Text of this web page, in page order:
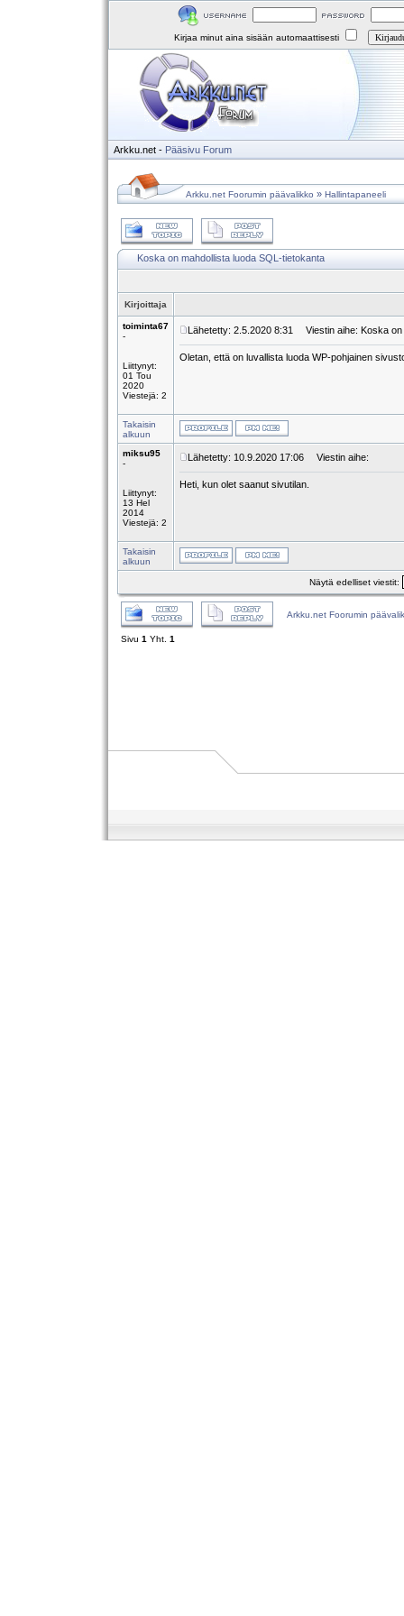
Kirjaa minut aina sisään automaattisesti
Arkku.net - Pääsivu Forum
Arkku.net Foorumin päävalikko » Hallintapaneeli
Koska on mahdollista luoda SQL-tietokanta
Kirjoittaja
toiminta67
-
Liittynyt:
01 Tou
2020
Viestejä: 2
Lähetetty: 2.5.2020 8:31 Viestin aihe: Koska
Oletan, että on luvallista luoda WP-pohjainen
Takaisin
alkuun
miksu95
-
Liittynyt:
13 Hel
2014
Viestejä: 2
Lähetetty: 10.9.2020 17:06 Viestin aihe:
Heti, kun olet saanut sivutilan.
Takaisin
alkuun
Näytä edelliset viestit:
Arkku.net Foorumin
Sivu 1 Yht. 1